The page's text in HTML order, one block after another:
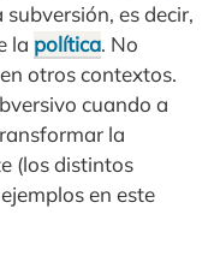
es decir,
la política. No
otros contextos.
cuando a
la
(los distintos
en este